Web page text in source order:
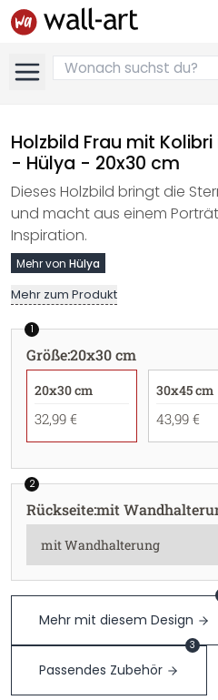
Holzbild Frau mit
- Hülya - 20x30 cm
Dieses Holzbild bringt die
und macht aus einem
Inspiration.
Mehr von Hülya
Mehr zum Produkt
1
Größe:20x30 cm
20x30 cm
32,99 €
30x45 cm
43,99 €
2
Rückseite:mit
Mehr mit diesem Design
Passendes Zubehör
3